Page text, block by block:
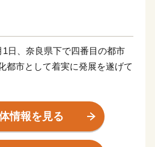
日、奈良県下で四番目の都市
都市として着実に発展を遂げて
、緑あふれる“大和青垣”に抱か
る黒塚古墳から出土した多数の
の文化財をはじめ、日本最古の
情報を見る